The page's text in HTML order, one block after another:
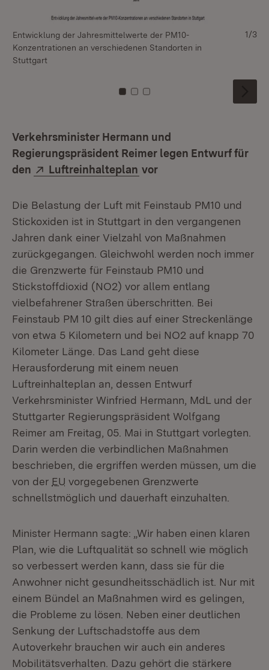
Entwicklung der Jahresmittelwerte der PM10-
Konzentrationen an verschiedenen Standorten in
Stuttgart
Zu Kachel: 0
Zu Kachel: 1
Zu Kachel: 2
1/3
Verkehrsminister Hermann und
Regierungspräsident Reimer legen Entwurf für
den
Extern:
Luftreinhalteplan (Öffnet in neuem Fenster)
vor
Die Belastung der Luft mit Feinstaub PM10 und
Stickoxiden ist in Stuttgart in den vergangenen
Jahren dank einer Vielzahl von Maßnahmen
zurückgegangen. Gleichwohl werden noch immer
die Grenzwerte für Feinstaub PM10 und
Stickstoffdioxid (NO2) vor allem entlang
vielbefahrener Straßen überschritten. Bei
Feinstaub PM 10 gilt dies auf einer Streckenlänge
von etwa 5 Kilometern und bei NO2 auf knapp 70
Kilometer Länge. Das Land geht diese
Herausforderung mit einem neuen
Luftreinhalteplan an, dessen Entwurf
Verkehrsminister Winfried Hermann, MdL und der
Stuttgarter Regierungspräsident Wolfgang
Reimer am Freitag, 05. Mai in Stuttgart vorlegten.
Darin werden die verbindlichen Maßnahmen
beschrieben, die ergriffen werden müssen, um die
von der EU vorgegebenen Grenzwerte
schnellstmöglich und dauerhaft einzuhalten.
Minister Hermann sagte: „Wir haben einen klaren
Plan, wie die Luftqualität so schnell wie möglich
so verbessert werden kann, dass sie für die
Anwohner nicht gesundheitsschädlich ist. Nur mit
einem Bündel an Maßnahmen wird es gelingen,
die Probleme zu lösen. Neben einer deutlichen
Senkung der Luftschadstoffe aus dem
Autoverkehr brauchen wir auch ein anderes
Mobilitätsverhalten. Dazu gehört die stärkere